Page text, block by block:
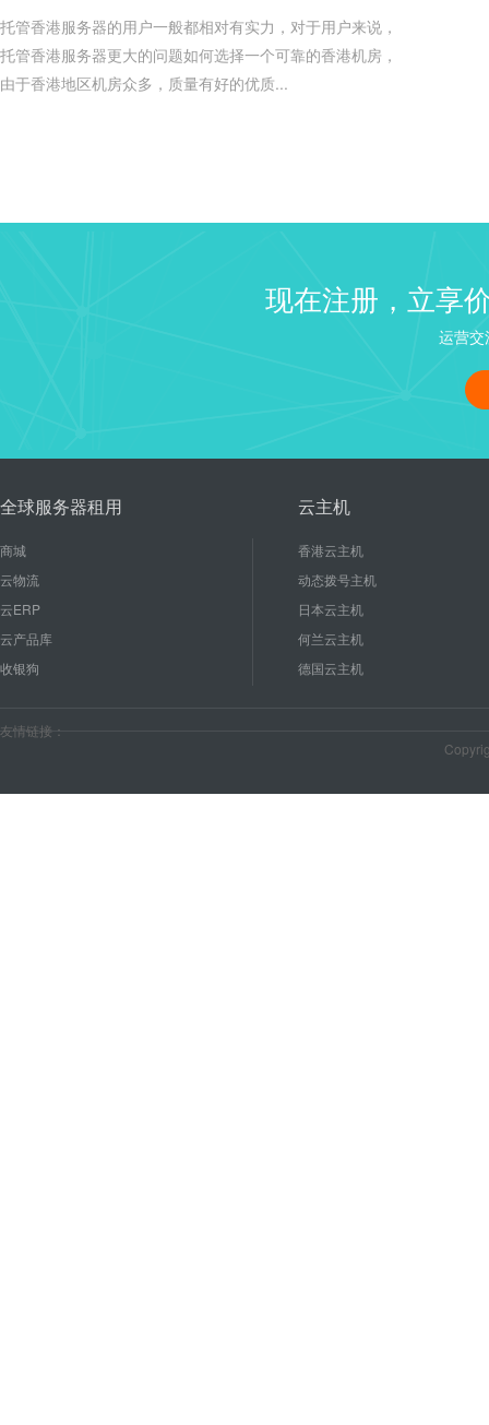
托管香港服务器的用户一般都相对有实力，对于用户来说，
托管香港服务器更大的问题如何选择一个可靠的香港机房，
由于香港地区机房众多，质量有好的优质...
2020-10
这是每个使用windows服务器
识，本文章介绍win...
linux修改管理员密码、
使用linux能节省成本和后期
现在注册，立享
运营交
全球服务器租用
商城
云物流
云ERP
云产品库
收银狗
云主机
香港云主机
动态拨号主机
日本云主机
何兰云主机
德国云主机
友情链接：